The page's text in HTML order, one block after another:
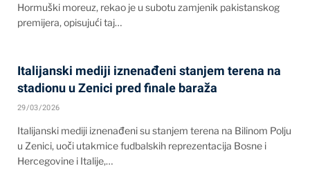
Hormuški moreuz, rekao je u subotu zamjenik pakistanskog
premijera, opisujući taj…
Italijanski mediji iznenađeni stanjem terena na
stadionu u Zenici pred finale baraža
29/03/2026
Italijanski mediji iznenađeni su stanjem terena na Bilinom Polju
u Zenici, uoči utakmice fudbalskih reprezentacija Bosne i
Hercegovine i Italije,…